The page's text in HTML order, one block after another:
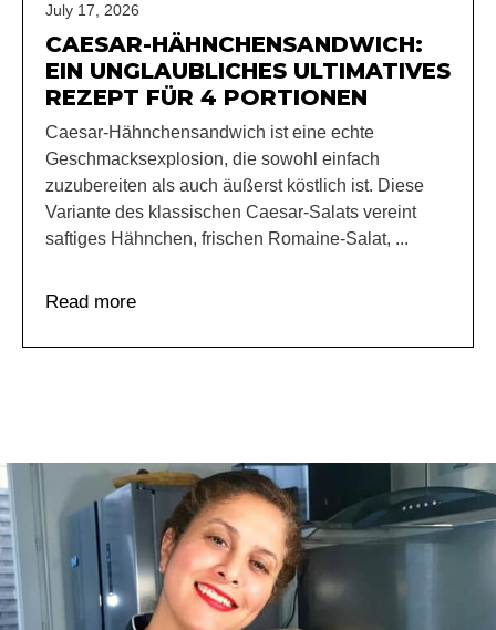
July 17, 2026
CAESAR-HÄHNCHENSANDWICH:
EIN UNGLAUBLICHES ULTIMATIVES
REZEPT FÜR 4 PORTIONEN
Caesar-Hähnchensandwich ist eine echte
Geschmacksexplosion, die sowohl einfach
zuzubereiten als auch äußerst köstlich ist. Diese
Variante des klassischen Caesar-Salats vereint
saftiges Hähnchen, frischen Romaine-Salat, ...
Read more